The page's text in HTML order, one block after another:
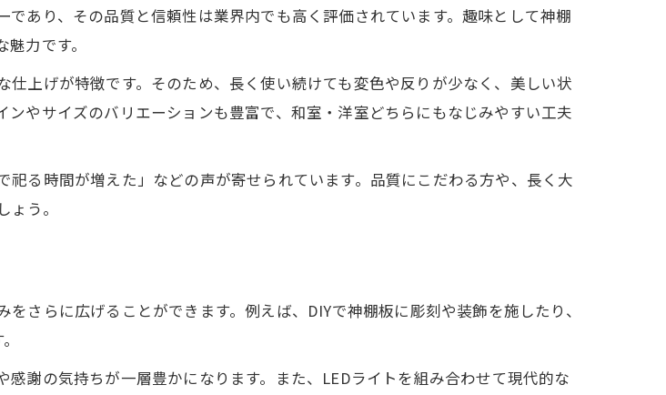
あり、その品質と信頼性は業界内でも高く評価されています。趣味として神棚
力です。
上げが特徴です。そのため、長く使い続けても変色や反りが少なく、美しい状
やサイズのバリエーションも豊富で、和室・洋室どちらにもなじみやすい工夫
る時間が増えた」などの声が寄せられています。品質にこだわる方や、長く大
う。
さらに広げることができます。例えば、DIYで神棚板に彫刻や装飾を施したり、
謝の気持ちが一層豊かになります。また、LEDライトを組み合わせて現代的な